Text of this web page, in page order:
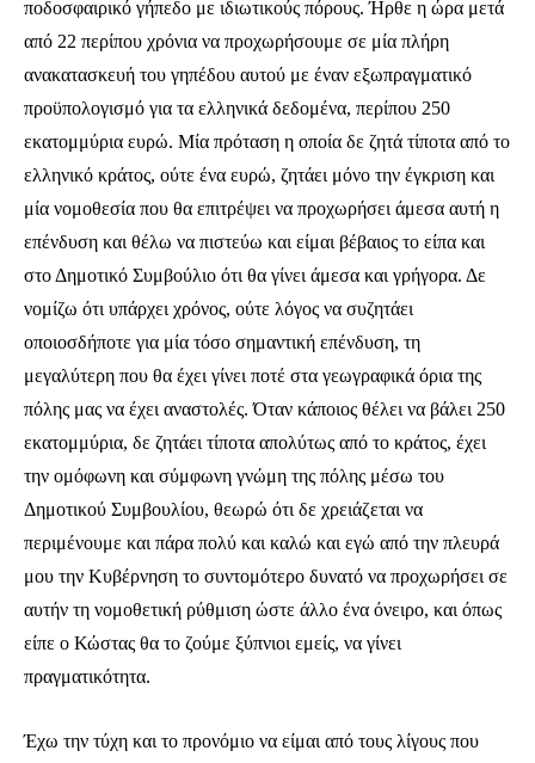
ποδοσφαιρικό γήπεδο με ιδιωτικούς πόρους. Ήρθε η ώρα μετά
από 22 περίπου χρόνια να προχωρήσουμε σε μία πλήρη
ανακατασκευή του γηπέδου αυτού με έναν εξωπραγματικό
προϋπολογισμό για τα ελληνικά δεδομένα, περίπου 250
εκατομμύρια ευρώ. Μία πρόταση η οποία δε ζητά τίποτα από το
ελληνικό κράτος, ούτε ένα ευρώ, ζητάει μόνο την έγκριση και
μία νομοθεσία που θα επιτρέψει να προχωρήσει άμεσα αυτή η
επένδυση και θέλω να πιστεύω και είμαι βέβαιος το είπα και
στο Δημοτικό Συμβούλιο ότι θα γίνει άμεσα και γρήγορα. Δε
νομίζω ότι υπάρχει χρόνος, ούτε λόγος να συζητάει
οποιοσδήποτε για μία τόσο σημαντική επένδυση, τη
μεγαλύτερη που θα έχει γίνει ποτέ στα γεωγραφικά όρια της
πόλης μας να έχει αναστολές. Όταν κάποιος θέλει να βάλει 250
εκατομμύρια, δε ζητάει τίποτα απολύτως από το κράτος, έχει
την ομόφωνη και σύμφωνη γνώμη της πόλης μέσω του
Δημοτικού Συμβουλίου, θεωρώ ότι δε χρειάζεται να
περιμένουμε και πάρα πολύ και καλώ και εγώ από την πλευρά
μου την Κυβέρνηση το συντομότερο δυνατό να προχωρήσει σε
αυτήν τη νομοθετική ρύθμιση ώστε άλλο ένα όνειρο, και όπως
είπε ο Κώστας θα το ζούμε ξύπνιοι εμείς, να γίνει
πραγματικότητα.
Έχω την τύχη και το προνόμιο να είμαι από τους λίγους που